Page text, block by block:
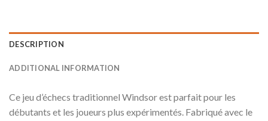
DESCRIPTION
ADDITIONAL INFORMATION
Ce jeu d’échecs traditionnel Windsor est parfait pour les
débutants et les joueurs plus expérimentés. Fabriqué avec le